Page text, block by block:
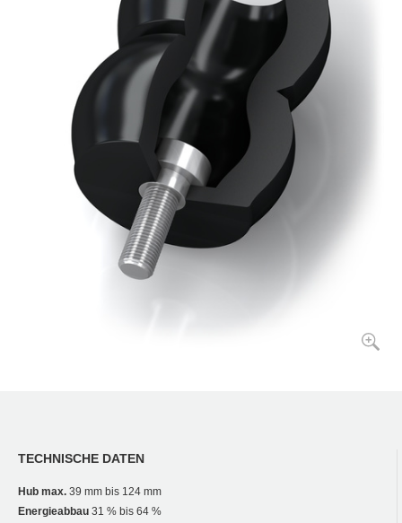
TECHNISCHE DATEN
Hub max. 39 mm bis 124 mm
Energieabbau 31 % bis 64 %